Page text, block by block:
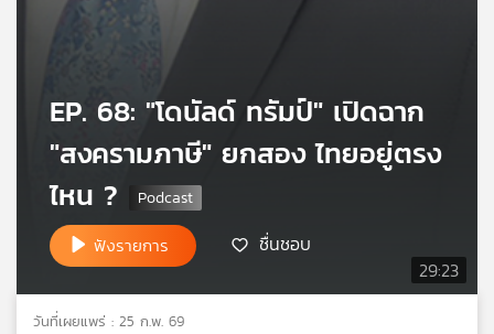
เครือ
29:23
EP. 68: "โดนัลด์ ทรัมป์" เปิดฉาก
"สงครามภาษี" ยกสอง ไทยอยู่ตรง
ไหน ?
ฟังรายการ ชื่นชอบ
วันที่เผยแพร่ : 25 ก.พ. 69